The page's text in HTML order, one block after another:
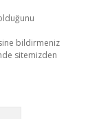
bildirmeniz
sitemizden